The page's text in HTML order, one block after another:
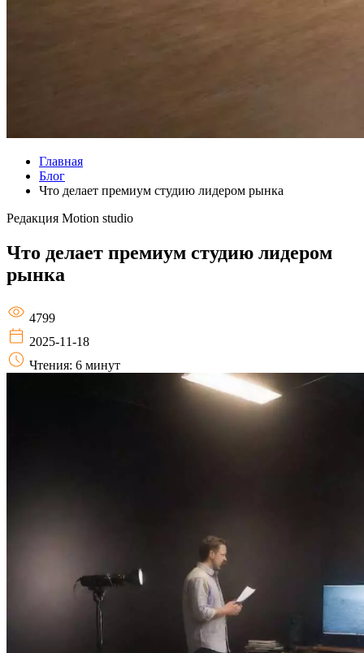
Главная
Блог
Что делает премиум студию лидером рынка
Редакция Motion studio
Что делает премиум студию лидером
рынка
4799
2025-11-18
Чтения: 6 минут